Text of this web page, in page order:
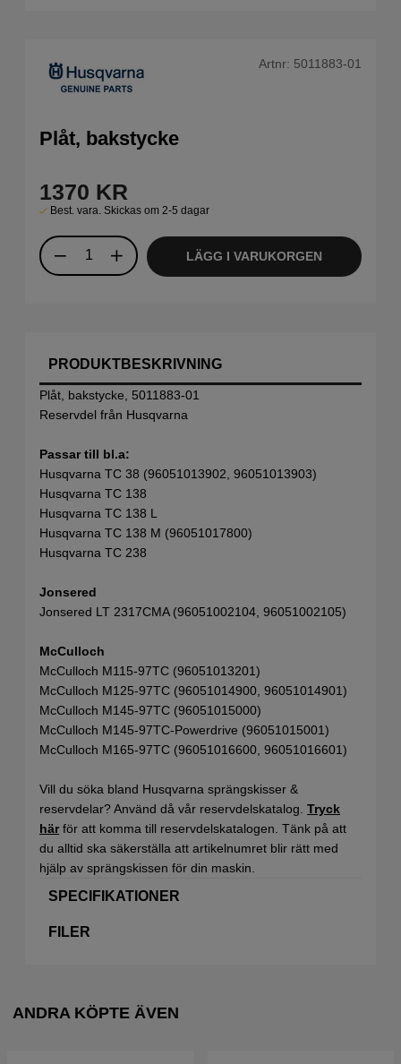
Artnr: 5011883-01
Plåt, bakstycke
1370 KR
Best. vara. Skickas om 2-5 dagar
LÄGG I VARUKORGEN
PRODUKTBESKRIVNING
Plåt, bakstycke, 5011883-01
Reservdel från Husqvarna
Passar till bl.a:
Husqvarna TC 38 (96051013902, 96051013903)
Husqvarna TC 138
Husqvarna TC 138 L
Husqvarna TC 138 M (96051017800)
Husqvarna TC 238
Jonsered
Jonsered LT 2317CMA (96051002104, 96051002105)
McCulloch
McCulloch M115-97TC (96051013201)
McCulloch M125-97TC (96051014900, 96051014901)
McCulloch M145-97TC (96051015000)
McCulloch M145-97TC-Powerdrive (96051015001)
McCulloch M165-97TC (96051016600, 96051016601)
Vill du söka bland Husqvarna sprängskisser &
reservdelar? Använd då vår reservdelskatalog. Tryck
härför att komma till reservdelskatalogen. Tänk på att
du alltid ska säkerställa att artikelnumret blir rätt med
hjälp av sprängskissen för din maskin.
SPECIFIKATIONER
FILER
ANDRA KÖPTE ÄVEN